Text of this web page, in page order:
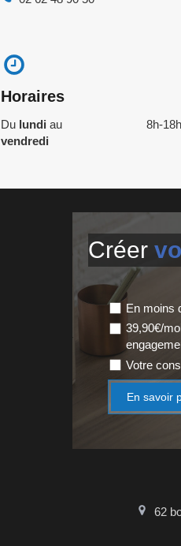
Horaires
Du lundi au
vendredi
8h-18h
Créer
En moins
39,90€/
Votre
En savoir
62